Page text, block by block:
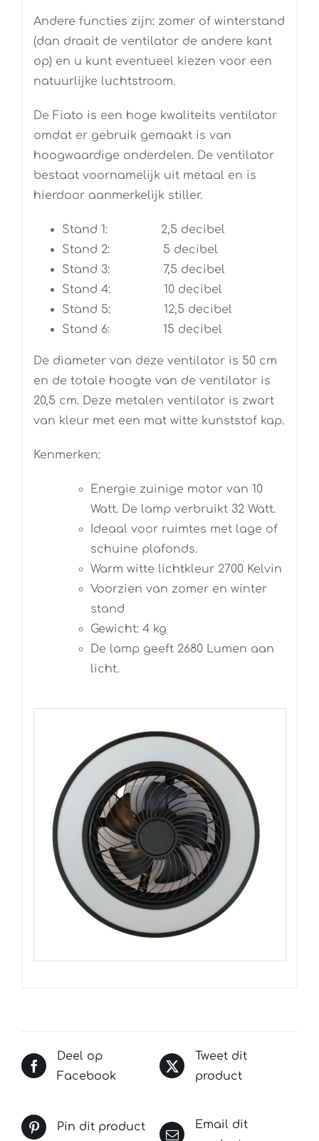
Andere functies zijn: zomer of winterstand
(dan draait de ventilator de andere kant
op) en u kunt eventueel kiezen voor een
natuurlijke luchtstroom.
De Fiato is een hoge kwaliteits ventilator
omdat er gebruik gemaakt is van
hoogwaardige onderdelen. De ventilator
bestaat voornamelijk uit metaal en is
hierdoor aanmerkelijk stiller.
Stand 1: 2,5 decibel
Stand 2: 5 decibel
Stand 3: 7,5 decibel
Stand 4: 10 decibel
Stand 5: 12,5 decibel
Stand 6: 15 decibel
De diameter van deze ventilator is 50 cm
en de totale hoogte van de ventilator is
20,5 cm. Deze metalen ventilator is zwart
van kleur met een mat witte kunststof kap.
Kenmerken:
Energie zuinige motor van 10
Watt. De lamp verbruikt 32 Watt.
Ideaal voor ruimtes met lage of
schuine plafonds.
Warm witte lichtkleur 2700 Kelvin
Voorzien van zomer en winter
stand
Gewicht: 4 kg
De lamp geeft 2680 Lumen aan
licht.
Deel op
Facebook
Tweet dit
product
Pin dit product
Email dit